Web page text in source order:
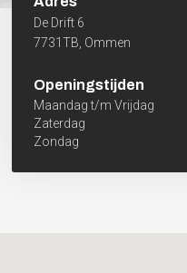
De Drift 6
7731TB Ommen
Openingstijden
Maandag t/m Vrijdag
Zaterdag
Zondag